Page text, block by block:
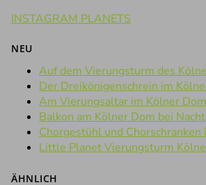
INSTAGRAM PLANETS
NEU
Auf dem Vierungsturm des
Der Dreikönigenschrein im
Am Vierungsaltar im Kölner Dom
Balkon am Kölner Dom bei Nacht
Chorgestühl und
Little Planet Vierungsturm
ÄHNLICH